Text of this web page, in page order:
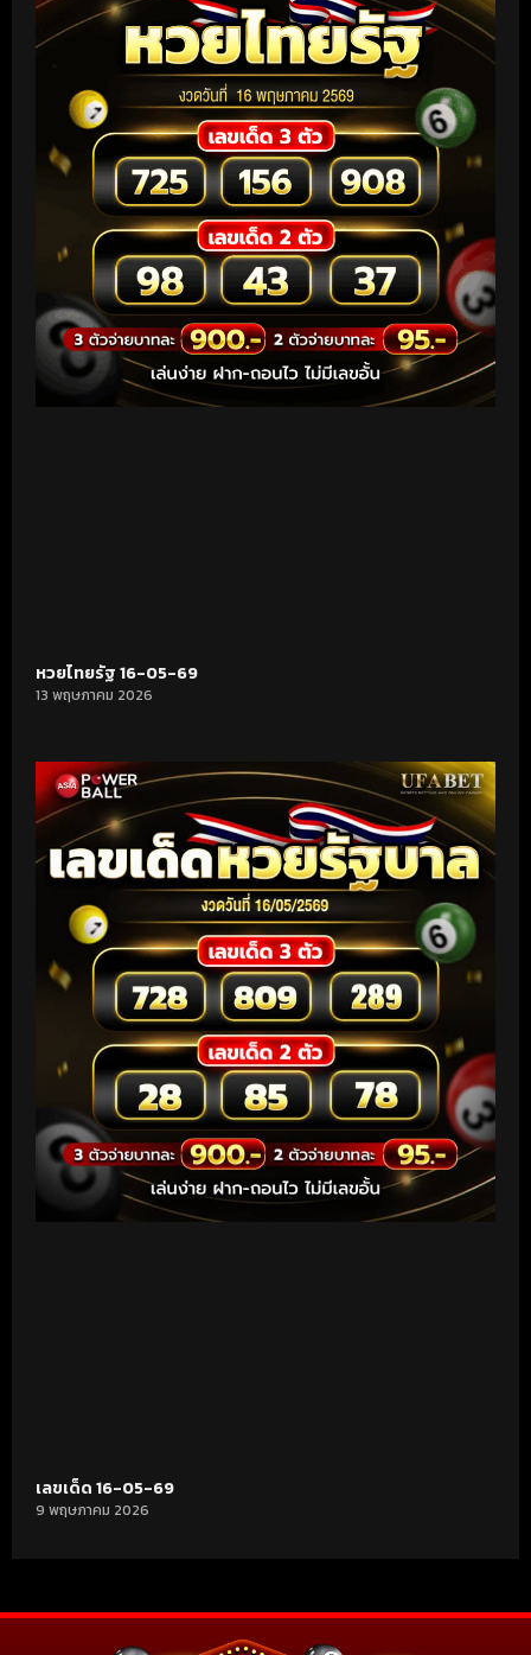
หวยไทยรัฐ 16-05-69
13 พฤษภาคม 2026
เลขเด็ด 16-05-69
9 พฤษภาคม 2026